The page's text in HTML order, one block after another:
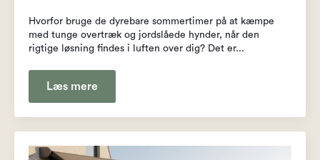
Hvorfor bruge de dyrebare sommertimer på at kæmpe
med tunge overtræk og jordslåede hynder, når den
rigtige løsning findes i luften over dig? Det er...
Læs mere